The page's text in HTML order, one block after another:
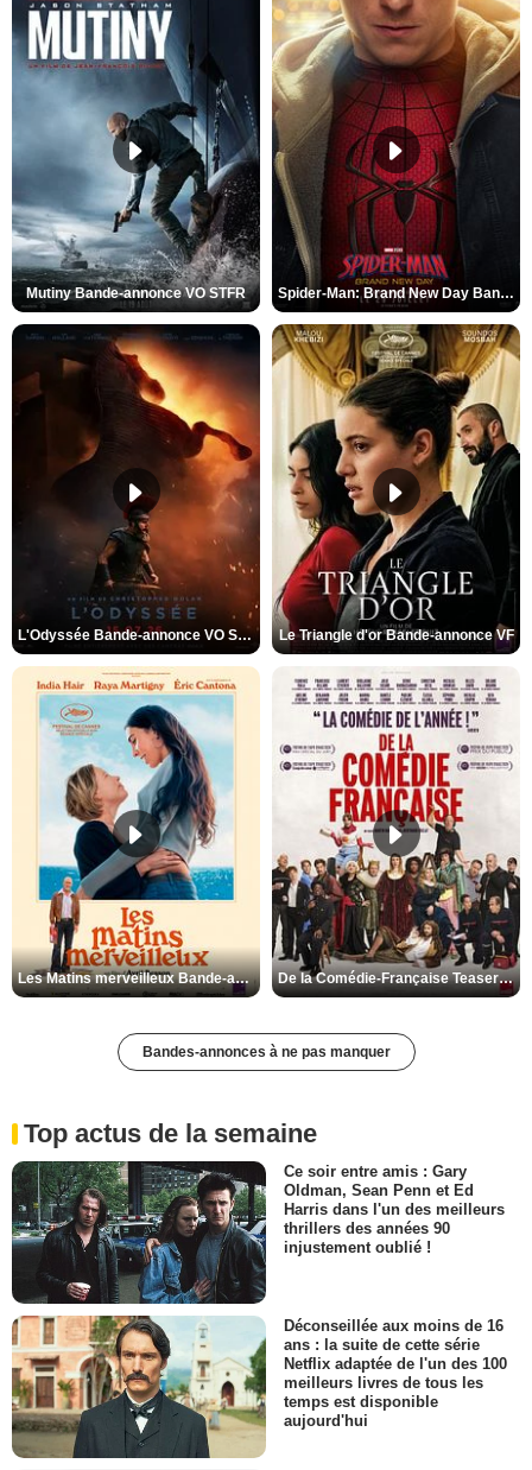
Mutiny Bande-annonce VO STFR Spider-Man: Brand New Day Bande-annonce VO STFR
L'Odyssée Bande-annonce VO STFR Le Triangle d'or Bande-annonce VF
Les Matins merveilleux Bande-annonce VF De la Comédie-Française Teaser VF
Bandes-annonces à ne pas manquer
Top actus de la semaine
Ce soir entre amis : Gary
Oldman, Sean Penn et Ed
Harris dans l'un des meilleurs
thrillers des années 90
injustement oublié !
Déconseillée aux moins de 16
ans : la suite de cette série
Netflix adaptée de l'un des 100
meilleurs livres de tous les
temps est disponible
aujourd'hui